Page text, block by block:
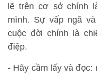
lẽ trên cơ sở chính
mình. Sự vấp ngã
cuộc đời chính là
điệp.
- Hãy cầm lấy và